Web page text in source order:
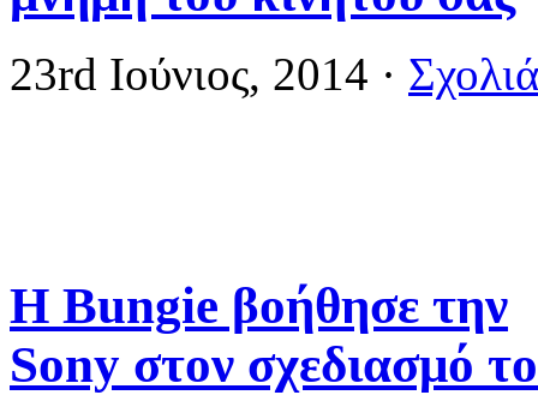
23rd Ιούνιος, 2014 ·
Η Bungie βοήθησε την
Sony στον σχεδιασμό